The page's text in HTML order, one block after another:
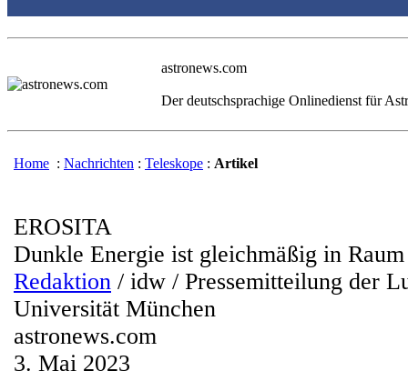
astronews.com
Der deutschsprachige Onlinedienst für
Home : Nachrichten : Teleskope : Artikel
EROSITA
Dunkle Energie ist gleichmäßig in
Redaktion / idw / Pressemitteilung der
Universität München
astronews.com
3. Mai 2023